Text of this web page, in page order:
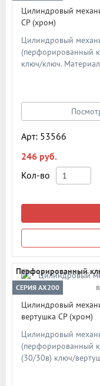
Цилиндровый
CP (хром)
Цилиндровый
(перфорированный
ключ/ключ.
Арт: 53566
246 руб.
Кол-во
Перфорированный
СЕРИЯ AX200
Цилиндровый
вертушка CP (хром)
Цилиндровый
(перфорированный
(30/30в) ключ/